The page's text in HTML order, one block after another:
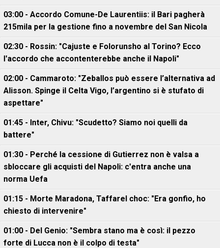
03:00 - Accordo Comune-De Laurentiis: il Bari pagherà
215mila per la gestione fino a novembre del San Nicola
02:30 - Rossin: "Cajuste e Folorunsho al Torino? Ecco
l'accordo che accontenterebbe anche il Napoli"
02:00 - Cammaroto: "Zeballos può essere l’alternativa ad
Alisson. Spinge il Celta Vigo, l’argentino si è stufato di
aspettare"
01:45 - Inter, Chivu: "Scudetto? Siamo noi quelli da
battere"
01:30 - Perché la cessione di Gutierrez non è valsa a
sbloccare gli acquisti del Napoli: c'entra anche una
norma Uefa
01:15 - Morte Maradona, Taffarel choc: "Era gonfio, ho
chiesto di intervenire"
01:00 - Del Genio: "Sembra stano ma è così: il pezzo
forte di Lucca non è il colpo di testa"